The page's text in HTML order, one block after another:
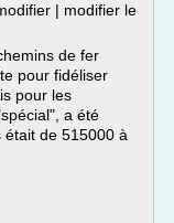
| modifier le
de fer
pour fidéliser
pour les
a été
de 515000 à